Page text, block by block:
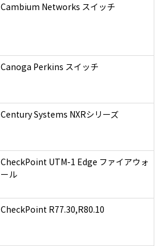
Cambium Networks スイッチ
Canoga Perkins スイッチ
Century Systems NXRシリーズ
CheckPoint UTM-1 Edge ファイアウォ
ール
CheckPoint R77.30,R80.10